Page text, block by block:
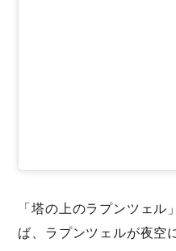
「塔の上のラプンツェル
ば、ラプンツェルが夜空